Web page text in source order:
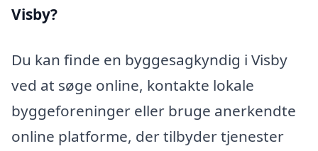
Visby?
Du kan finde en byggesagkyndig i Visby
ved at søge online, kontakte lokale
byggeforeninger eller bruge anerkendte
online platforme, der tilbyder tjenester